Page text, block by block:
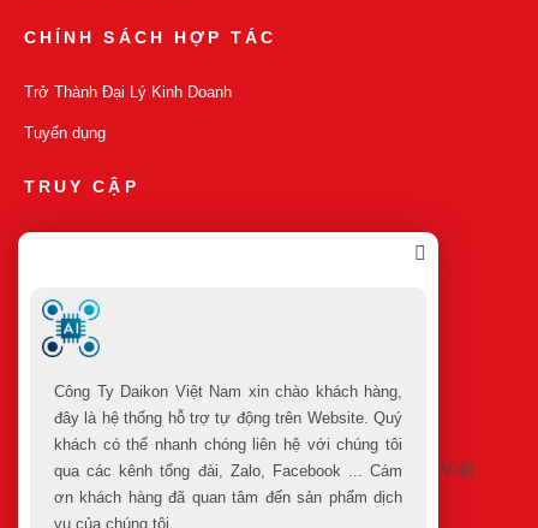
Công Ty Daikon Việt Nam xin chào khách hàng,
đây là hệ thống hỗ trợ tự động trên Website. Quý
khách có thể nhanh chóng liên hệ với chúng tôi
qua các kênh tổng đài, Zalo, Facebook ... Cám
ơn khách hàng đã quan tâm đến sản phẩm dịch
vụ của chúng tôi.
CHÍNH SÁCH HỢP TÁC
Trở Thành Đại Lý Kinh Doanh
Tuyển dụng
TRUY CẬP
Sản Phẩm Khuyến Mãi